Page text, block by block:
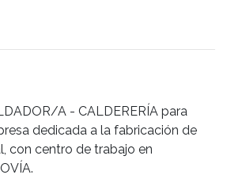
A - CALDERERÍA para
dedicada a la fabricación de
con centro de trabajo en